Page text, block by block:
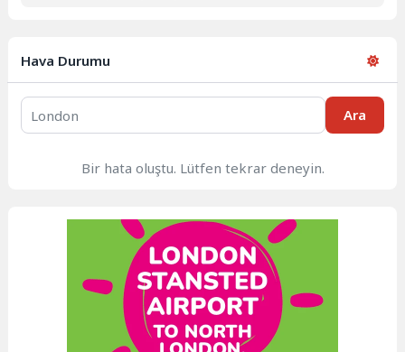
Hava Durumu
Ara
Bir hata oluştu. Lütfen tekrar deneyin.